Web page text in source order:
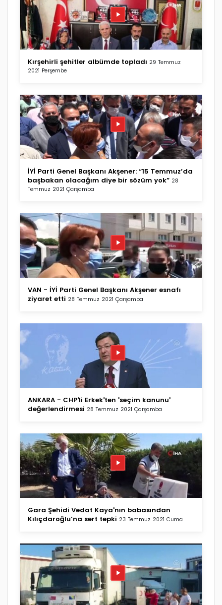
Kırşehirli şehitler albümde topladı 29 Temmuz
2021 Perşembe
İYİ Parti Genel Başkanı Akşener: “15 Temmuz’da
başbakan olacağım diye bir sözüm yok” 28
Temmuz 2021 Çarşamba
VAN - İYİ Parti Genel Başkanı Akşener esnafı
ziyaret etti 28 Temmuz 2021 Çarşamba
ANKARA - CHP'li Erkek'ten 'seçim kanunu'
değerlendirmesi 28 Temmuz 2021 Çarşamba
Gara Şehidi Vedat Kaya'nın babasından
Kılıçdaroğlu’na sert tepki 23 Temmuz 2021 Cuma